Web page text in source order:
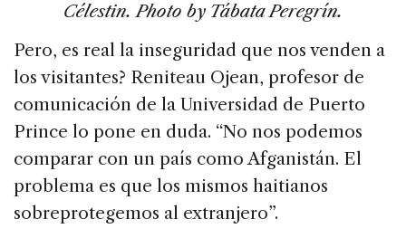
Célestin. Photo by Tábata Peregrín.
Pero, es real la inseguridad que nos venden a
los visitantes? Reniteau Ojean, profesor de
comunicación de la Universidad de Puerto
Prince lo pone en duda. “No nos podemos
comparar con un país como Afganistán. El
problema es que los mismos haitianos
sobreprotegemos al extranjero”.